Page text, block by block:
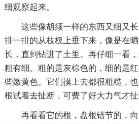
细观察起来。
这些像胡须一样的东西又细又
排一排的从枝杈上垂下来，像是在
长，直到钻进了土里。再仔细一看
粗有细。粗的是灰棕色的，细的是
些嫩黄色。它们摸上去都很粗糙，
根试着去扯断，可费了好大力气才扯
再看看它的根，盘根错节的，